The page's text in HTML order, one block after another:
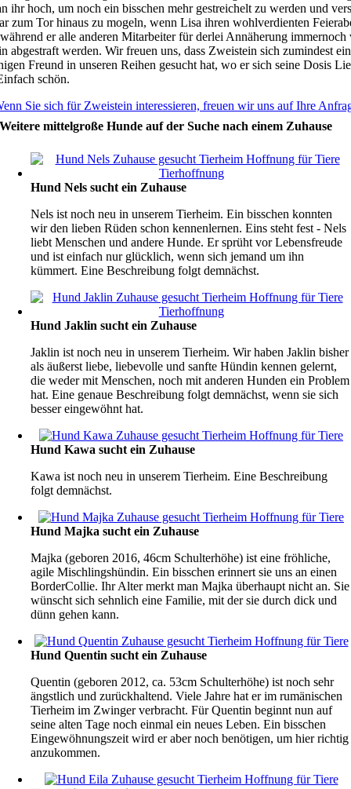
ihr hoch, um noch ein bisschen mehr gestreichelt zu werden und
zum Tor hinaus zu mogeln, wenn Lisa ihren wohlverdienten
er alle anderen Mitarbeiter für derlei Annäherung immernoch
abgestraft werden. Wir freuen uns, dass Zweistein sich zumindest
Freund in unseren Reihen gesucht hat, wo er sich seine Dosis
schön.
Sie sich für Zweistein interessieren, freuen wir uns auf Ihre
Weitere mittelgroße Hunde auf der Suche nach einem Zuhause
Hund Nels sucht ein Zuhause
Nels ist noch neu in unserem Tierheim. Ein bisschen konnten
wir den lieben Rüden schon kennenlernen. Eins steht fest - Nels
liebt Menschen und andere Hunde. Er sprüht vor Lebensfreude
und ist einfach nur glücklich, wenn sich jemand um ihn
kümmert. Eine Beschreibung folgt demnächst.
Hund Jaklin sucht ein Zuhause
Jaklin ist noch neu in unserem Tierheim. Wir haben Jaklin bisher
als äußerst liebe, liebevolle und sanfte Hündin kennen gelernt,
die weder mit Menschen, noch mit anderen Hunden ein Problem
hat. Eine genaue Beschreibung folgt demnächst, wenn sie sich
besser eingewöhnt hat.
Hund Kawa sucht ein Zuhause
Kawa ist noch neu in unserem Tierheim. Eine Beschreibung
folgt demnächst.
Hund Majka sucht ein Zuhause
Majka (geboren 2016, 46cm Schulterhöhe) ist eine fröhliche,
agile Mischlingshündin. Ein bisschen erinnert sie uns an einen
BorderCollie. Ihr Alter merkt man Majka überhaupt nicht an. Sie
wünscht sich sehnlich eine Familie, mit der sie durch dick und
dünn gehen kann.
Hund Quentin sucht ein Zuhause
Quentin (geboren 2012, ca. 53cm Schulterhöhe) ist noch sehr
ängstlich und zurückhaltend. Viele Jahre hat er im rumänischen
Tierheim im Zwinger verbracht. Für Quentin beginnt nun auf
seine alten Tage noch einmal ein neues Leben. Ein bisschen
Eingewöhnungszeit wird er aber noch benötigen, um hier richtig
anzukommen.